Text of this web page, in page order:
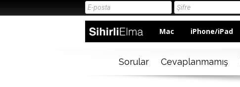
Mac iPhone/iPad
Sorular Cevaplanmamış